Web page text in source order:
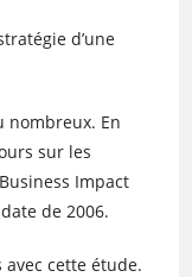
d’une
nombreux. En
sur les
Impact
de 2006.
cette étude.